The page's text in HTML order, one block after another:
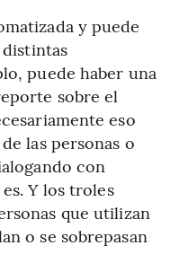
y puede
puede haber una
sobre el
eso
las personas o
con
Y los troles
que utilizan
o se sobrepasan